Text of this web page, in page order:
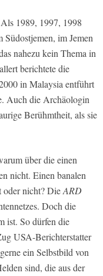
1989, 1997, 1998
im Jemen
nahezu kein Thema in
berichtete die
in Malaysia entführt
Auch die Archäologin
Berühmtheit, als sie
über die einen
nicht. Einen banalen
oder nicht? DieARD
Doch die
ist. So dürfen die
USA-Berichterstatter
ein Selbstbild von
sind, die aus der